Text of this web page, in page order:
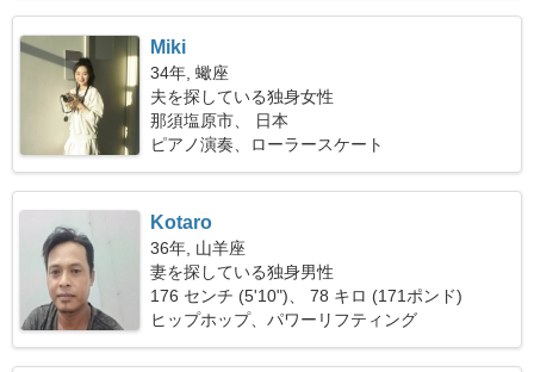
Miki
34年, 蠍座
夫を探している独身女性
那須塩原市、 日本
ピアノ演奏、ローラースケート
Kotaro
36年, 山羊座
妻を探している独身男性
176 センチ (5'10")、 78 キロ (171ポンド)
ヒップホップ、パワーリフティング